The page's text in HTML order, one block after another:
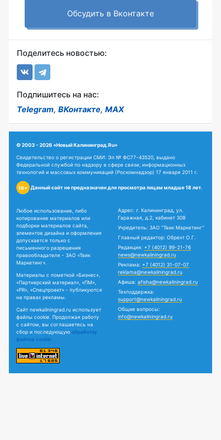
Обсудить в Вконтакте
Поделитесь новостью:
Подпишитесь на нас:
Telegram, ВКонтакте, MAX
© 2003 - 2026 «Новый Калининград.Ru»
Свидетельство о регистрации СМИ: Эл № ФС77-43520, выдано
Федеральной службой по надзору в сфере связи, информационных
технологий и массовых коммуникаций (Роскомнадзор) 17 января 2011 г.
18+ Данный сайт не предназначен для просмотра лицам младше 18 лет.
Любое использование, либо
копирование материалов или
подборки материалов сайта,
элементов дизайна и оформления
допускается только с
письменного разрешения
правообладателя - ЗАО «Твик
Маркетинг».
Материалы с пометкой «Бизнес»,
«Партнерский материал», «ПМ»,
«PR», «Спецпроект» - публикуются
на правах рекламы.
Сайт newkaliningrad.ru использует
файлы cookie. Продолжая работу
с сайтом, вы соглашаетесь на
сбор и последующую обработку
файлов cookie.
Адрес: г. Калининград, ул.
Гаражная, д.2, кабинет 308
Учредитель: ЗАО "Твик Маркетинг"
Главный редактор: Обрехт О.Г.
Редакция: +7 (4012) 99-21-76
news@newkaliningrad.ru
Реклама: +7 (4012) 31-07-07
reklama@newkaliningrad.ru
Афиша: afisha@newkaliningrad.ru
Техподдержка:
support@newkaliningrad.ru
Общие вопросы:
info@newkaliningrad.ru